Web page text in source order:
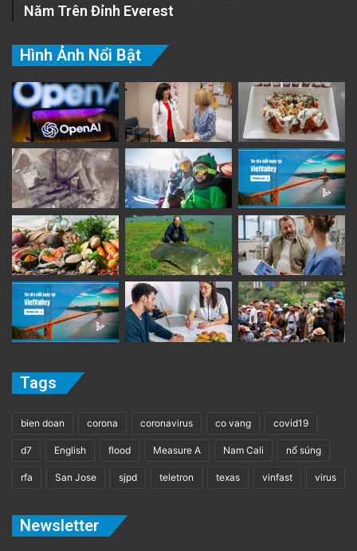
Năm Trên Đỉnh Everest
Hình Ảnh Nổi Bật
Tags
bien doan corona coronavirus co vang covid19
d7 English flood Measure A Nam Cali nổ súng
rfa San Jose sjpd teletron texas vinfast virus
Newsletter